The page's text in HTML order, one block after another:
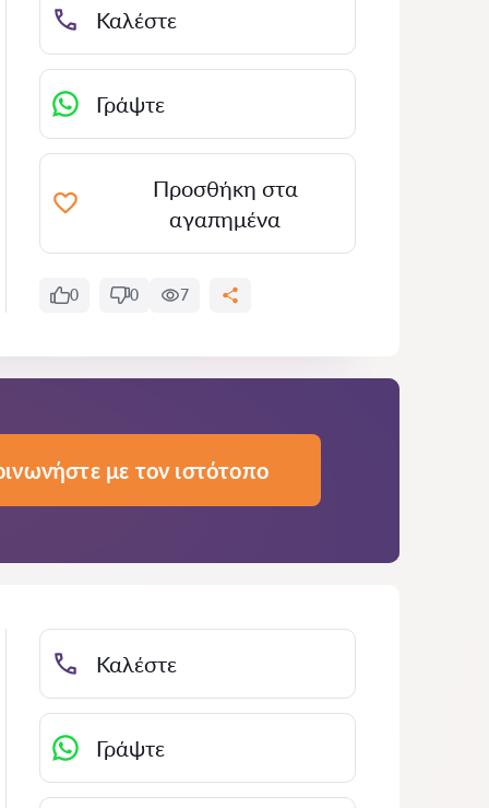
Καλέστε
Γράψτε
Προσθήκη στα
αγαπημένα
0 0 7
με τον ιστότοπο
Καλέστε
Γράψτε